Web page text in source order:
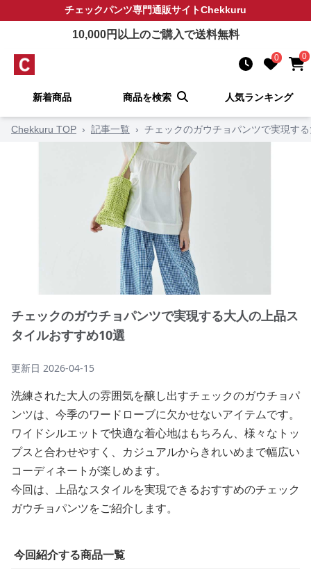
チェックパンツ専門通販サイトChekkuru
10,000円以上のご購入で送料無料
0 0
新着商品 商品を検索 人気ランキング
Chekkuru TOP › 記事一覧 › チェックのガウチョパンツで実現す
チェックのガウチョパンツで実現する大人の上品ス
タイルおすすめ10選
更新日 2026-04-15
洗練された大人の雰囲気を醸し出すチェックのガウチョパ
ンツは、今季のワードローブに欠かせないアイテムです。
ワイドシルエットで快適な着心地はもちろん、様々なトッ
プスと合わせやすく、カジュアルからきれいめまで幅広い
コーディネートが楽しめます。
今回は、上品なスタイルを実現できるおすすめのチェック
ガウチョパンツをご紹介します。
今回紹介する商品一覧